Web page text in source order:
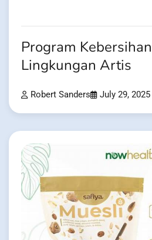
Program
Lingkungan Artis
Robert Sanders July 29, 2025